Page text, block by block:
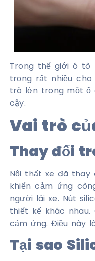
Trong thế giới ô tô
trọng rất nhiều
trò lớn trong một ổ
cậy.
Vai trò
Thay đổi
Nội thất xe đã thay
khiển cảm ứng
người lái xe. Nút
thiết kế khác
cảm ứng. Điều này
Tại sao